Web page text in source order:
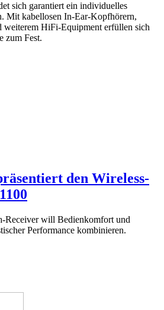
sich garantiert ein individuelles
Mit kabellosen In-Ear-Kopfhörern,
weiterem HiFi-Equipment erfüllen sich
zum Fest.
den Wireless-
Receiver will Bedienkomfort und
Performance kombinieren.